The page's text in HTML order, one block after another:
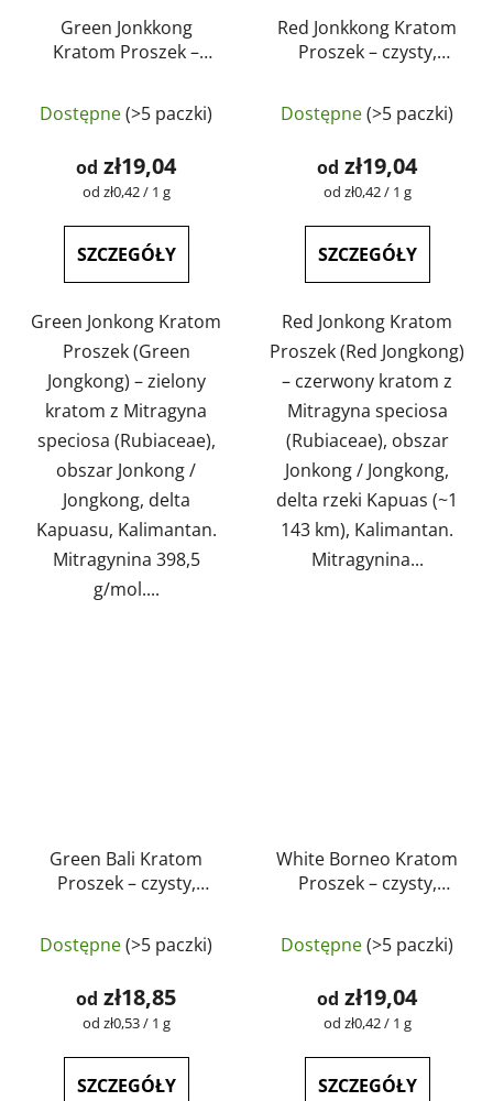
Green Jonkkong
Kratom Proszek –
laboratoryjnie |
ocena
produktu
wynosi
na
Dostępne(>5 paczki)
od zł19,04
Cena
od zł0,42 / 1 g
SZCZEGÓŁY
Green Jonkong Kratom
Proszek (Green
Jongkong) – zielony
kratom z Mitragyna
speciosa (Rubiaceae),
obszar Jonkong /
Jongkong, delta
Kapuasu, Kalimantan.
Mitragynina 398,5
g/mol....
Red Jonkkong Kratom
Proszek – czysty,
GreenGuru
Dostępne(>5 paczki)
od zł19,04
Cena
od zł0,42 / 1 g
SZCZEGÓŁY
Red Jonkong Kratom
Proszek (Red Jongkong)
– czerwony kratom z
Mitragyna speciosa
(Rubiaceae), obszar
Jonkong / Jongkong,
delta rzeki Kapuas (~1
143 km), Kalimantan.
Mitragynina...
Green Bali Kratom
Proszek – czysty,
GreenGuru
ocena
produktu
wynosi
na
Dostępne(>5 paczki)
od zł18,85
Cena
od zł0,53 / 1 g
SZCZEGÓŁY
White Borneo Kratom
Proszek – czysty,
GreenGuru
ocena
produktu
wynosi
na
Dostępne(>5 paczki)
od zł19,04
Cena
od zł0,42 / 1 g
SZCZEGÓŁY